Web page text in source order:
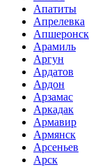
Апатиты
Апрелевка
Апшеронск
Арамиль
Аргун
Ардатов
Ардон
Арзамас
Аркадак
Армавир
Армянск
Арсеньев
Арск